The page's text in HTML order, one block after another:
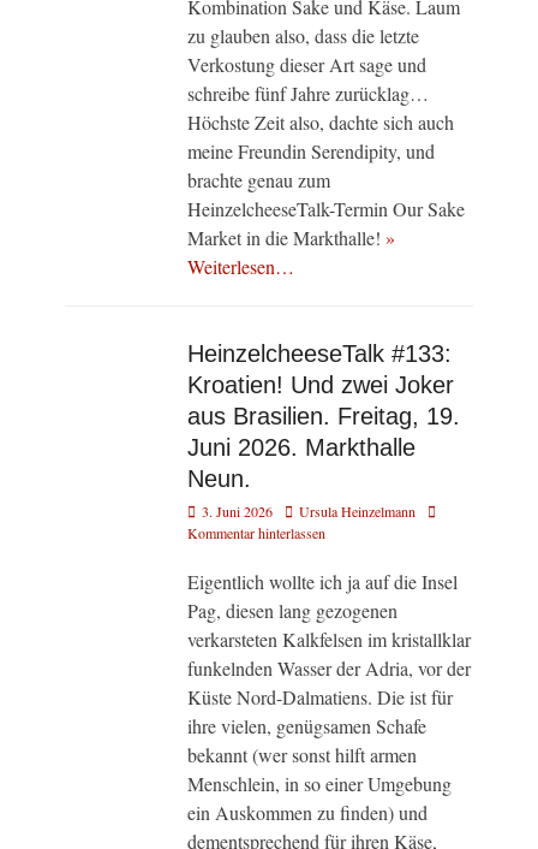
Kombination Sake und Käse. Laum
zu glauben also, dass die letzte
Verkostung dieser Art sage und
schreibe fünf Jahre zurücklag…
Höchste Zeit also, dachte sich auch
meine Freundin Serendipity, und
brachte genau zum
HeinzelcheeseTalk-Termin Our Sake
Market in die Markthalle! »
Weiterlesen…
HeinzelcheeseTalk #133:
Kroatien! Und zwei Joker
aus Brasilien. Freitag, 19.
Juni 2026. Markthalle
Neun.
Veröffentlicht
am
3. Juni 2026 AutorUrsula Heinzelmann
Kommentar hinterlassen
Eigentlich wollte ich ja auf die Insel
Pag, diesen lang gezogenen
verkarsteten Kalkfelsen im kristallklar
funkelnden Wasser der Adria, vor der
Küste Nord-Dalmatiens. Die ist für
ihre vielen, genügsamen Schafe
bekannt (wer sonst hilft armen
Menschlein, in so einer Umgebung
ein Auskommen zu finden) und
dementsprechend für ihren Käse,